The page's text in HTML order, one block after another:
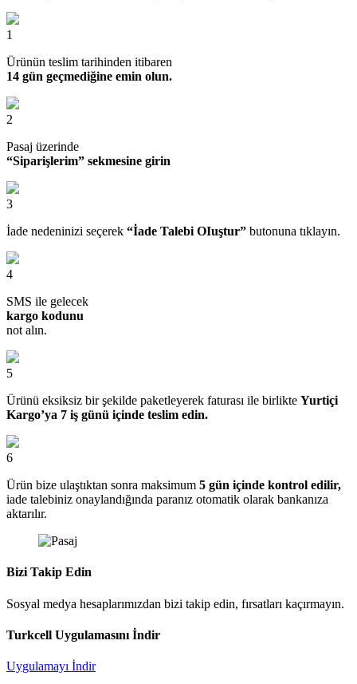
1
Ürünün teslim tarihinden itibaren
14 gün geçmediğine emin olun.
2
Pasaj üzerinde
“Siparişlerim” sekmesine girin
3
İade nedeninizi seçerek “İade Talebi OIuştur” butonuna tıklayın.
4
SMS ile gelecek
kargo kodunu
not alın.
5
Ürünü eksiksiz bir şekilde paketleyerek faturası ile birlikte Yurtiçi
Kargo’ya 7 iş günü içinde teslim edin.
6
Ürün bize ulaştıktan sonra maksimum 5 gün içinde kontrol edilir,
iade talebiniz onaylandığında paranız otomatik olarak bankanıza
aktarılır.
Bizi Takip Edin
Sosyal medya hesaplarımızdan bizi takip edin, fırsatları kaçırmayın.
Turkcell Uygulamasını İndir
Uygulamayı İndir